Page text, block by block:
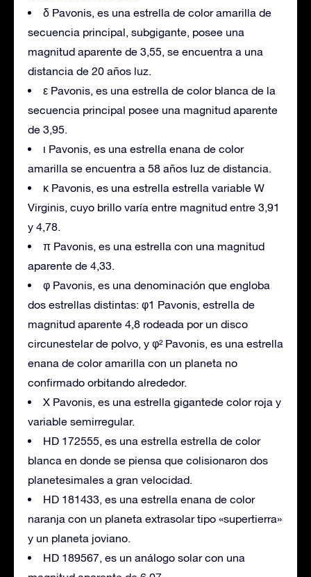
δ Pavonis, es una estrella de color amarilla de
secuencia principal, subgigante, posee una
magnitud aparente de 3,55, se encuentra a una
distancia de 20 años luz.
ε Pavonis, es una estrella de color blanca de la
secuencia principal posee una magnitud aparente
de 3,95.
ι Pavonis, es una estrella enana de color
amarilla se encuentra a 58 años luz de distancia.
κ Pavonis, es una estrella estrella variable W
Virginis, cuyo brillo varía entre magnitud entre 3,91
y 4,78.
π Pavonis, es una estrella con una magnitud
aparente de 4,33.
φ Pavonis, es una denominación que engloba
dos estrellas distintas: φ1 Pavonis, estrella de
magnitud aparente 4,8 rodeada por un disco
circunestelar de polvo, y φ² Pavonis, es una estrella
enana de color amarilla con un planeta no
confirmado orbitando alrededor.
X Pavonis, es una estrella gigantede color roja y
variable semirregular.
HD 172555, es una estrella estrella de color
blanca en donde se piensa que colisionaron dos
planetesimales a gran velocidad.
HD 181433, es una estrella enana de color
naranja con un planeta extrasolar tipo «supertierra»
y un planeta joviano.
HD 189567, es un análogo solar con una